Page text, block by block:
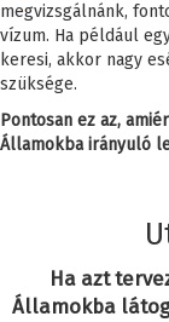
megvizsgálnánk,
vízum. Ha például
keresi, akkor nagy
szüksége.
Pontosan ez az,
Államokba irányuló
Ha azt
Államokba